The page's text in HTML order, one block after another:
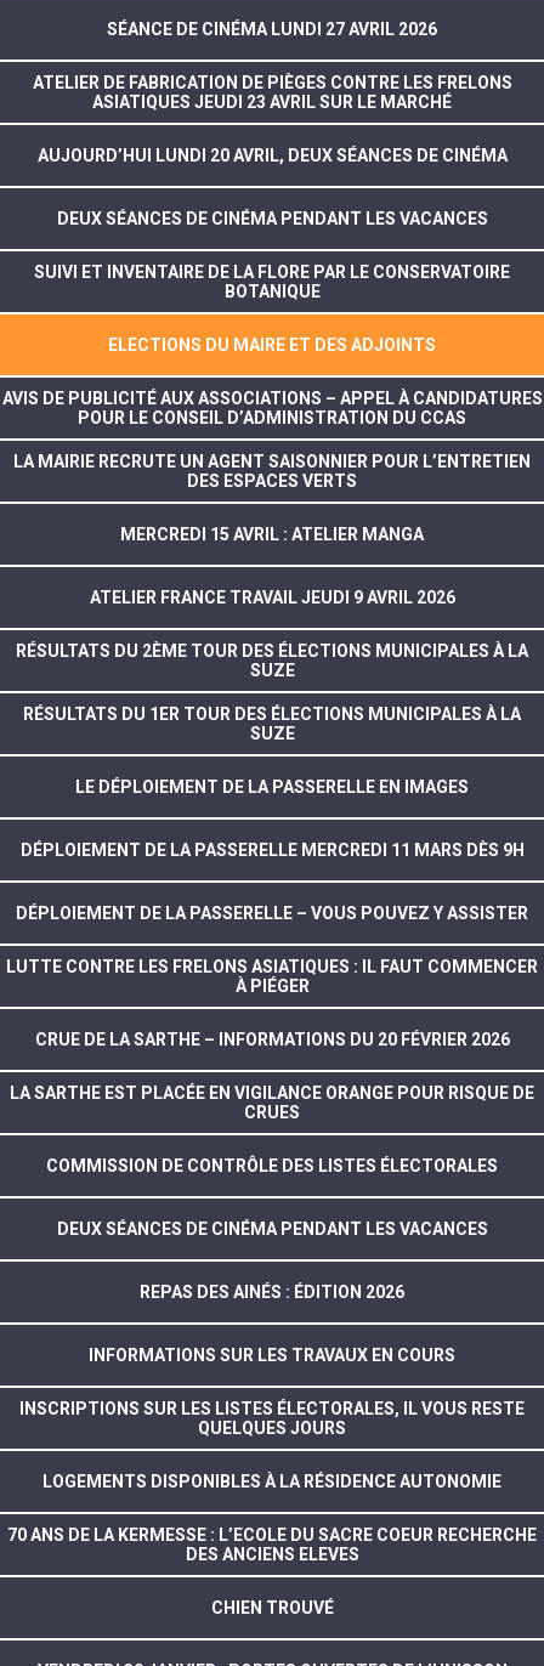
SÉANCE DE CINÉMA LUNDI 27 AVRIL 2026
ATELIER DE FABRICATION DE PIÈGES CONTRE LES FRELONS
ASIATIQUES JEUDI 23 AVRIL SUR LE MARCHÉ
AUJOURD’HUI LUNDI 20 AVRIL, DEUX SÉANCES DE CINÉMA
DEUX SÉANCES DE CINÉMA PENDANT LES VACANCES
SUIVI ET INVENTAIRE DE LA FLORE PAR LE CONSERVATOIRE
BOTANIQUE
ELECTIONS DU MAIRE ET DES ADJOINTS
AVIS DE PUBLICITÉ AUX ASSOCIATIONS – APPEL À CANDIDATURES
POUR LE CONSEIL D’ADMINISTRATION DU CCAS
LA MAIRIE RECRUTE UN AGENT SAISONNIER POUR L’ENTRETIEN
DES ESPACES VERTS
MERCREDI 15 AVRIL : ATELIER MANGA
ATELIER FRANCE TRAVAIL JEUDI 9 AVRIL 2026
RÉSULTATS DU 2ÈME TOUR DES ÉLECTIONS MUNICIPALES À LA
SUZE
RÉSULTATS DU 1ER TOUR DES ÉLECTIONS MUNICIPALES À LA
SUZE
LE DÉPLOIEMENT DE LA PASSERELLE EN IMAGES
DÉPLOIEMENT DE LA PASSERELLE MERCREDI 11 MARS DÈS 9H
DÉPLOIEMENT DE LA PASSERELLE – VOUS POUVEZ Y ASSISTER
LUTTE CONTRE LES FRELONS ASIATIQUES : IL FAUT COMMENCER
À PIÉGER
CRUE DE LA SARTHE – INFORMATIONS DU 20 FÉVRIER 2026
LA SARTHE EST PLACÉE EN VIGILANCE ORANGE POUR RISQUE DE
CRUES
COMMISSION DE CONTRÔLE DES LISTES ÉLECTORALES
DEUX SÉANCES DE CINÉMA PENDANT LES VACANCES
REPAS DES AINÉS : ÉDITION 2026
INFORMATIONS SUR LES TRAVAUX EN COURS
INSCRIPTIONS SUR LES LISTES ÉLECTORALES, IL VOUS RESTE
QUELQUES JOURS
LOGEMENTS DISPONIBLES À LA RÉSIDENCE AUTONOMIE
70 ANS DE LA KERMESSE : L’ECOLE DU SACRE COEUR RECHERCHE
DES ANCIENS ELEVES
CHIEN TROUVÉ